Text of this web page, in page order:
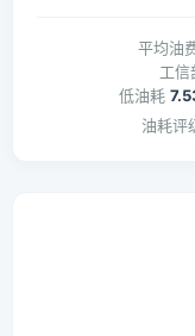
平均油
工信
低油耗
油耗评